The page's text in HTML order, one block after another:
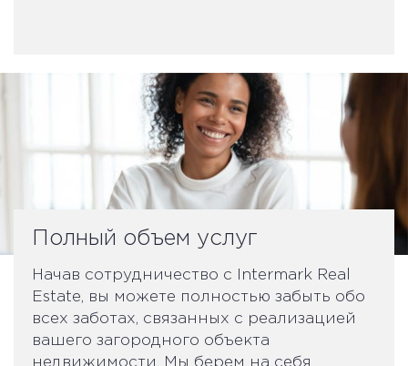
Полный объем услуг
Начав сотрудничество с Intermark Real
Estate, вы можете полностью забыть обо
всех заботах, связанных с реализацией
вашего загородного объекта
недвижимости. Мы берем на себя